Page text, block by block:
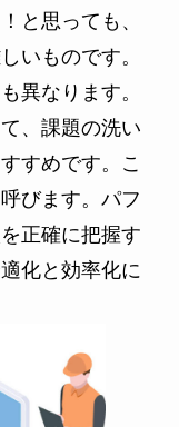
と思っても、
いものです。
異なります。
、課題の洗い
すめです。こ
びます。パフ
正確に把握す
化と効率化に